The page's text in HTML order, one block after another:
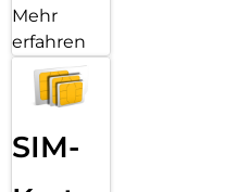
Mehr
erfahren
SIM-